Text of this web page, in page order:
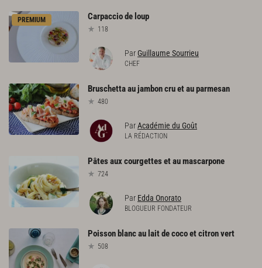
PREMIUM Carpacciode loup
118
ParGuillaume Sourrieu
CHEF
Bruschettaaujamboncruetauparmesan
480
ParAcadémie du Goût
LA RÉDACTION
Pâtesauxcourgettesetaumascarpone
724
Par Edda Onorato
BLOGUEUR FONDATEUR
Poisson blancau laitdecocoetcitronvert
508